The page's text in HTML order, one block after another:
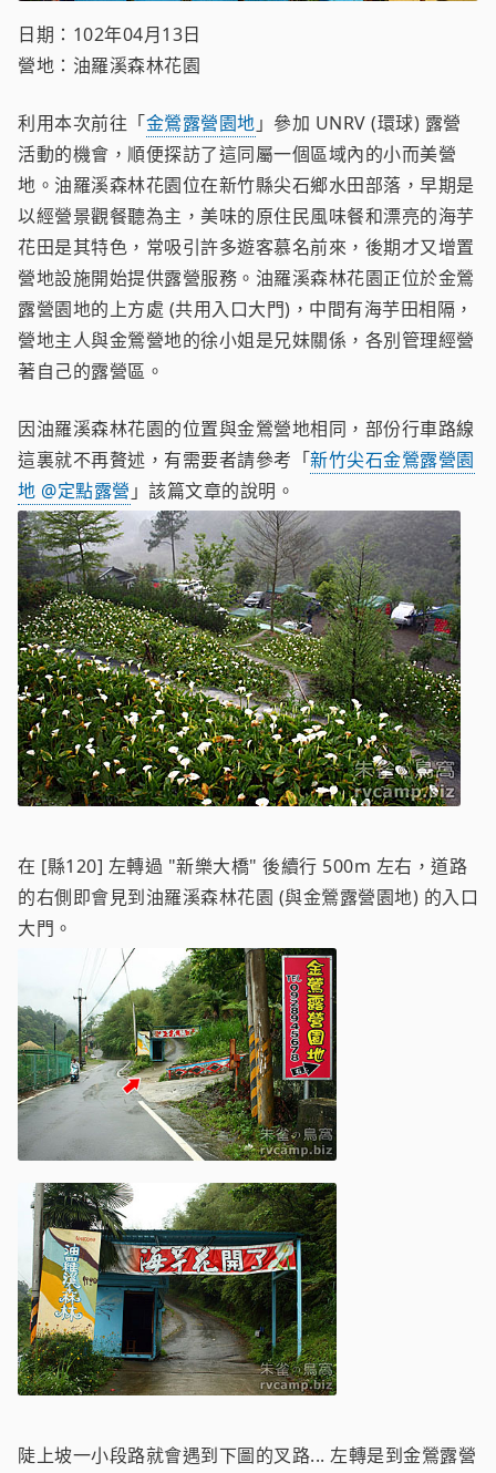
日期：102年04月13日
營地：油羅溪森林花園
利用本次前往「金鶯露營園地 」參加 UNRV (環球) 露營
活動的機會，順便探訪了這同屬一個區域內的小而美營
地。油羅溪森林花園位在新竹縣尖石鄉水田部落，早期是
以經營景觀餐聽為主，美味的原住民風味餐和漂亮的海芋
花田是其特色，常吸引許多遊客慕名前來，後期才又增置
營地設施開始提供露營服務。油羅溪森林花園正位於金鶯
露營園地的上方處 (共用入口大門)，中間有海芋田相隔，
營地主人與金鶯營地的徐小姐是兄妹關係，各別管理經營
著自己的露營區。
因油羅溪森林花園的位置與金鶯營地相同，部份行車路線
這裏就不再贅述，有需要者請參考「新竹尖石金鶯露營園
地 @定點露營 」該篇文章的說明。
在 [縣120] 左轉過 "新樂大橋" 後續行 500m 左右，道路
的右側即會見到油羅溪森林花園 (與金鶯露營園地) 的入口
大門。
陡上坡一小段路就會遇到下圖的叉路... 左轉是到金鶯露營